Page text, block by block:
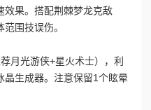
效果。搭配荆棘梦龙克敌
围技误伤。
月光游侠+星火术士），利
晶生成器。注意保留1个眩晕